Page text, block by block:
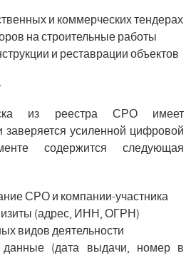
и коммерческих тендерах
на строительные работы
и реставрации объектов
из реестра СРО имеет
усиленной цифровой
содержится следующая
СРО и компании-участника
(адрес, ИНН, ОГРН)
видов деятельности
данные (дата выдачи, номер в